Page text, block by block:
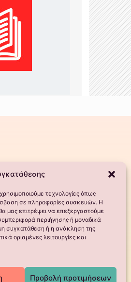
τεχνολογίες όπως
σε πληροφορίες συσκευών. Η
μας επιτρέψει να επεξεργαστούμε
περιήγησης ή μοναδικά
συγκατάθεση ή η ανάκληση της
ορισμένες λειτουργίες και
Προβολή προτιμήσεων